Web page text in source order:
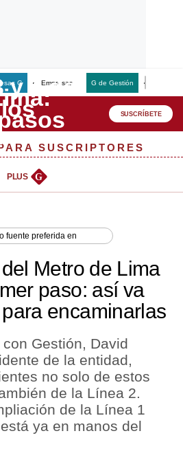
G Empresas G de Gestión
SUSCRÍBETE
SUSCRIPTORES
PLUS G
fuente preferida en
Metro de Lima
paso: así va
encaminarlas
Gestión, David
de la entidad,
no solo de estos
de la Línea 2.
de la Línea 1
ya en manos del